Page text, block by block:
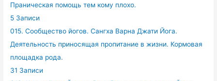
Праническая помощь тем кому плохо.
5 Записи
015. Сообщество йогов. Сангха Варна Джати Йога.
Деятельность приносящая пропитание в жизни. Кормовая
площадка рода.
31 Записи